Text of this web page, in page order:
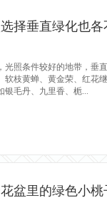
择垂直绿化也各
条件较好的地带，垂直
软枝黄蝉、黄金荣、红
银毛丹、九里香、栀...
盆里的绿色小桃